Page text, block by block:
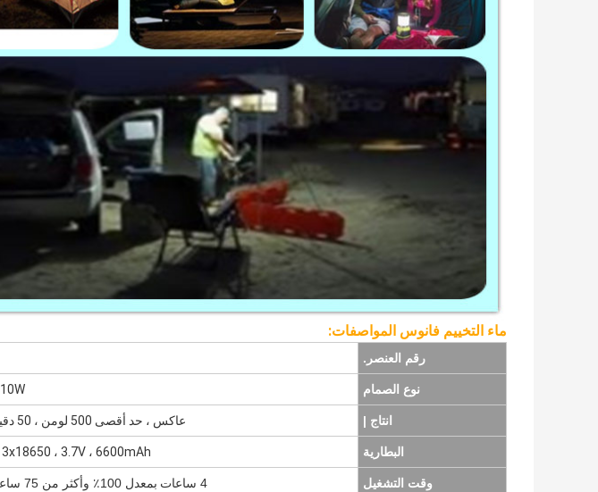
ماء التخييم فانوس المواصفات:
رقم العنصر.
نوع الصمام 10W الكوز الصمام
انتاج | عاكس ، حد أقصى 500 لومن ، 50 دقيقة على الأقل
البطارية 3x18650 ، 3.7V ، 6600mAh ، قابل للفصل
وقت التشغيل 4 ساعات بمعدل 100٪ وأكثر من 75 ساعة بمعدل 10٪